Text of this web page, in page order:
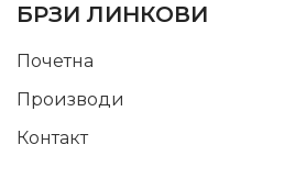
БРЗИ ЛИНКОВИ
Почетна
Производи
Контакт